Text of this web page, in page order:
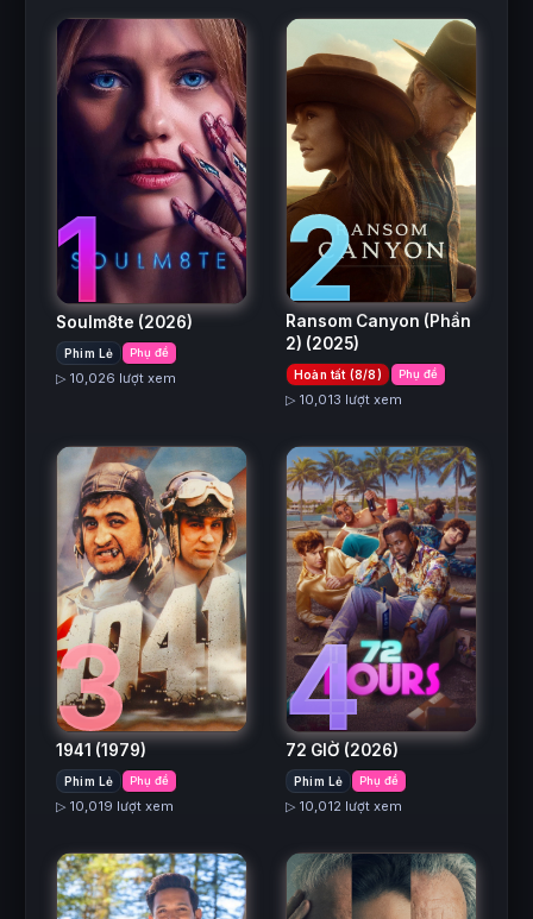
1
Soulm8te (2026)
Phim Lẻ Phụ đề
▷ 10,026 lượt xem
2
Ransom Canyon (Phần
2) (2025)
Hoàn tất (8/8) Phụ đề
▷ 10,013 lượt xem
3
1941 (1979)
Phim Lẻ Phụ đề
▷ 10,019 lượt xem
4
72 GIỜ (2026)
Phim Lẻ Phụ đề
▷ 10,012 lượt xem